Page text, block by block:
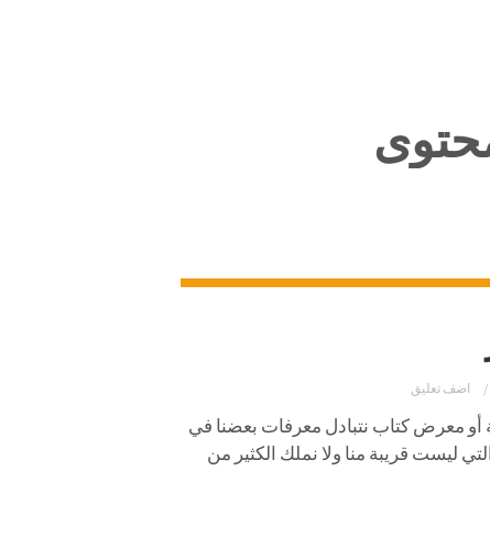
اضف تعليق
أو معرض كتاب نتبادل معرفات بعضنا في
ليست قريبة منا ولا نملك الكثير من